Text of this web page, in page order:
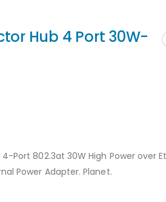
Hub 4 Port 30W-
Port 802.3at 30W High Power over
Power Adapter. Planet.